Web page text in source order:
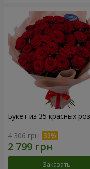
Букет из 35 красных роз
4 306 грн
Заказать